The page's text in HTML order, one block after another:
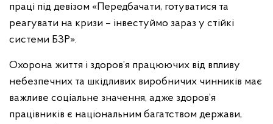
праці під девізом «Передбачати, готуватися та
реагувати на кризи – інвестуймо зараз у стійкі
системи БЗР».
Охорона життя і здоров’я працюючих від впливу
небезпечних та шкідливих виробничих чинників має
важливе соціальне значення, адже здоров’я
працівників є національним багатством держави,